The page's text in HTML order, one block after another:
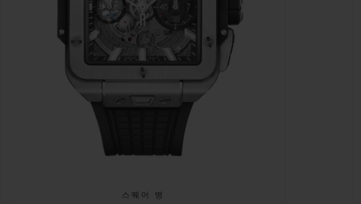
스퀘어 뱅